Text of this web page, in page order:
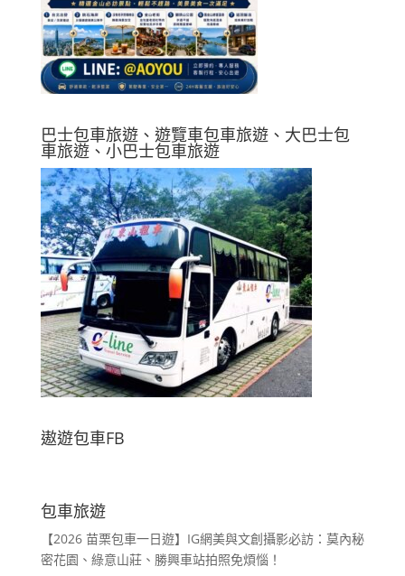
巴士包車旅遊、遊覽車包車旅遊、大巴士包
車旅遊、小巴士包車旅遊
遨遊包車FB
包車旅遊
【2026 苗栗包車一日遊】IG網美與文創攝影必訪：莫內秘
密花園、綠意山莊、勝興車站拍照免煩惱！